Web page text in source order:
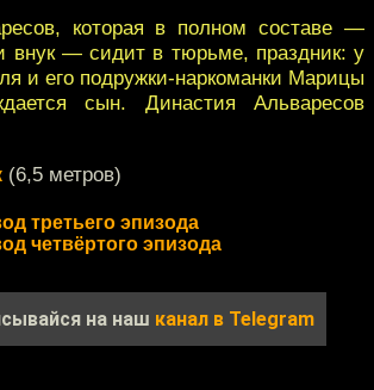
которая в полном составе —
внук — сидит в тюрьме, праздник: у
и его подружки-наркоманки Марицы
сын. Династия Альваресов
(6,5 метров)
третьего эпизода
четвёртого эпизода
на наш канал в Telegram